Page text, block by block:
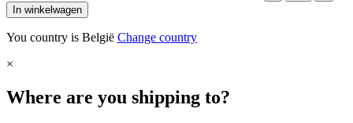
In winkelwagen
You country is België Change country
×
Where are you shipping to?